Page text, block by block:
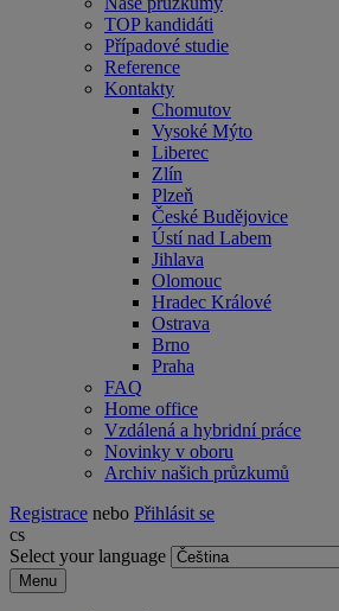
TOP kandidáti
Případové studie
Reference
Kontakty
Chomutov
Vysoké Mýto
Liberec
Zlín
Plzeň
České Budějovice
Ústí nad Labem
Jihlava
Olomouc
Hradec Králové
Ostrava
Brno
Praha
FAQ
Home office
Vzdálená a hybridní práce
Novinky v oboru
Archiv našich průzkumů
Registrace nebo Přihlásit se
cs
Select your language
Menu